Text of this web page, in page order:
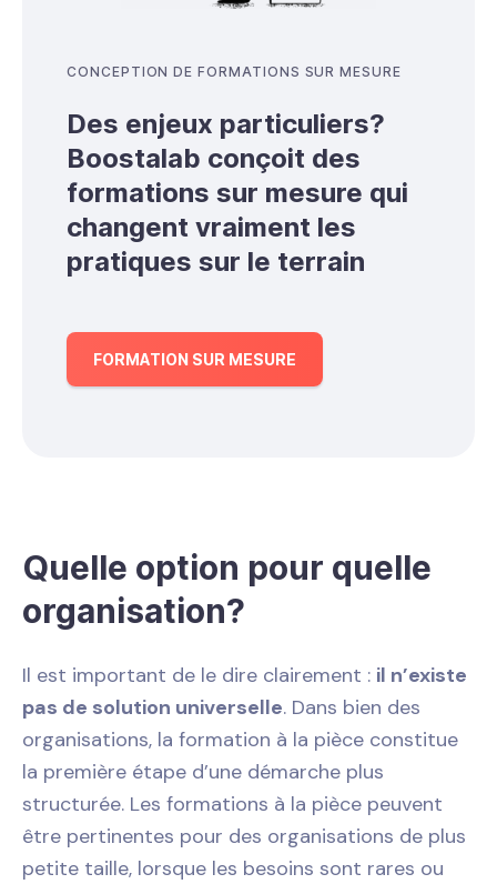
CONCEPTION DE FORMATIONS SUR MESURE
Des enjeux particuliers?
Boostalab conçoit des
formations sur mesure qui
changent vraiment les
pratiques sur le terrain
FORMATION SUR MESURE
Quelle option pour quelle
organisation?
Il est important de le dire clairement : il n’existe
pas de solution universelle. Dans bien des
organisations, la formation à la pièce constitue
la première étape d’une démarche plus
structurée. Les formations à la pièce peuvent
être pertinentes pour des organisations de plus
petite taille, lorsque les besoins sont rares ou